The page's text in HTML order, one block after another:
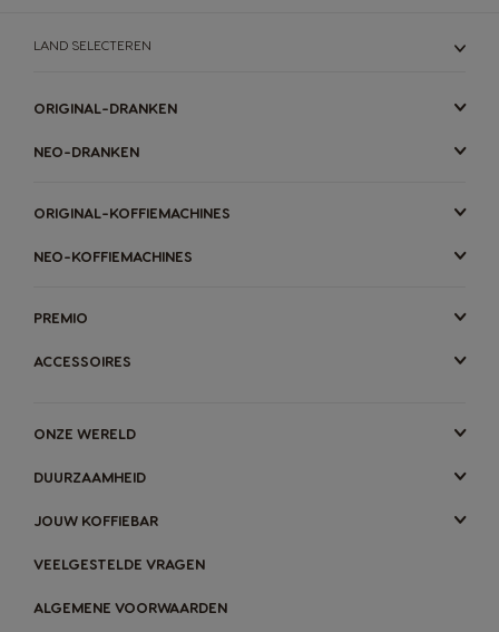
LAND SELECTEREN
ORIGINAL-DRANKEN
NEO-DRANKEN
ORIGINAL-KOFFIEMACHINES
NEO-KOFFIEMACHINES
PREMIO
ACCESSOIRES
ONZE WERELD
DUURZAAMHEID
JOUW KOFFIEBAR
VEELGESTELDE VRAGEN
ALGEMENE VOORWAARDEN